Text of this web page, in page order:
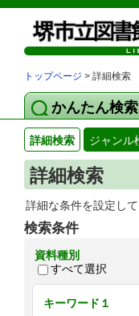
トップページ > 詳細検索
かんたん検索
詳細検索 ジャンル
詳細検索
詳細な条件を設定し
検索条件
資料種別
すべて選択
キーワード１